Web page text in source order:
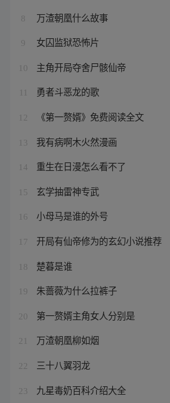
8 万渣朝凰什么故事
9 女囚监狱恐怖片
10 主角开局夺舍尸骸仙帝
勇者斗恶龙的歌
12 《第一赘婿》免费阅读全文
13 我有病啊木火然漫画
14 重生在日漫怎么看不了
15 玄学抽雷神专武
16 小母马是谁的外号
17 开局有仙帝修为的玄幻小说推荐
18 楚暮是谁
19 朱蔷薇为什么拉裤子
20 第一赘婿主角女人分别是
21 万渣朝凰柳如烟
22 三十八翼羽龙
23 九星毒奶百科介绍大全